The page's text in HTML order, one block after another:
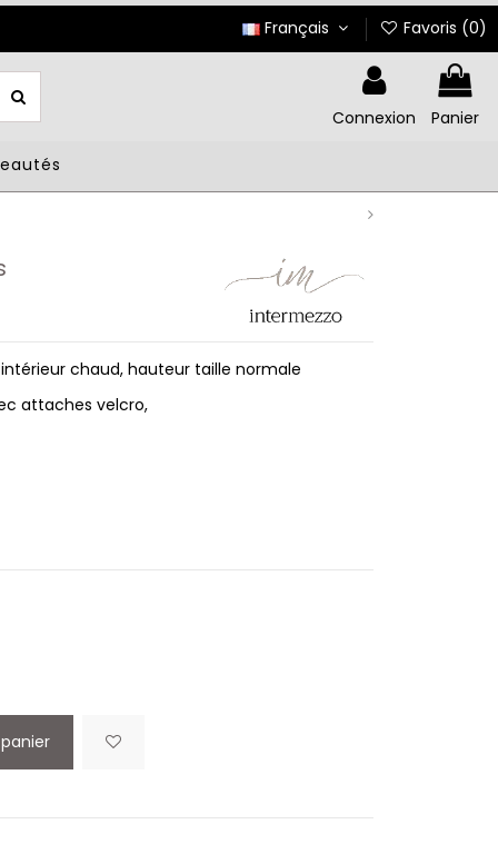
Français Favoris (0)
Connexion Panier
chaud, hauteur taille normale
attaches velcro,